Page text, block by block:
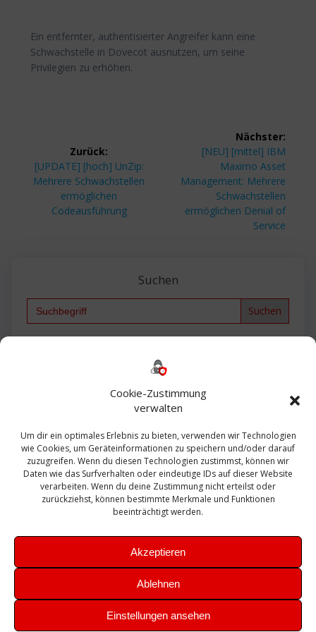
Cookie-Zustimmung
verwalten
Um dir ein optimales Erlebnis zu bieten, verwenden wir Technologien
wie Cookies, um Geräteinformationen zu speichern und/oder darauf
zuzugreifen. Wenn du diesen Technologien zustimmst, können wir
Daten wie das Surfverhalten oder eindeutige IDs auf dieser Website
verarbeiten. Wenn du deine Zustimmung nicht erteilst oder
zurückziehst, können bestimmte Merkmale und Funktionen
beeinträchtigt werden.
Akzeptieren
Ablehnen
Einstellungen ansehen
Ein entfernter, authentisierter Angreifer kann eine
Schwachstelle in Dovecot ausnutzen, um seine
Privilegien zu erhöhen.
Zurück:
Vorheriger
Beitrag:
[UPDATE] [hoch] UnZip:
Mehrere Schwachstellen
ermöglichen
Codeausführung
Nächster:
Nächster
Beitrag:
[NEU] [mittel] IBM
Maximo Asset
Management: Mehrere
Schwachstellen
ermöglichen Denial of
Service
Suchen
Search
Bautagebuch
Exchange firewall Fritzbox
Microsoft
Sanierung SBS Security Server Sicherheit
Sicherung SIEM Sophos SSL Ubuntu
Update Upgrade UTM VCenter VCSA Veeam
VMWare VPN WAZUH Windows
Zertifikat
Theme